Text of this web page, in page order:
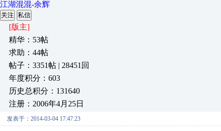
江湖混混-余辉
关注 私信
[版主]
精华：53帖
求助：44帖
帖子：3351帖 | 28451回
年度积分：603
历史总积分：131640
注册：2006年4月25日
发表于：2014-03-04 17:47:23